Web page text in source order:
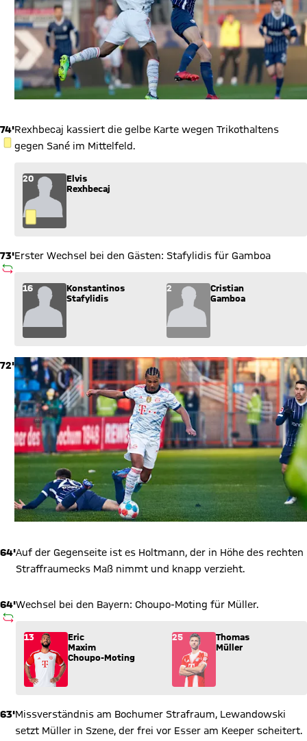
74'
GELBE KARTE
Rexhbecaj kassiert die gelbe Karte wegen Trikothaltens
gegen Sané im Mittelfeld.
20
Elvis
Rexhbecaj
73'
AUSWECHSLUNG
Erster Wechsel bei den Gästen: Stafylidis für Gamboa
Wechsel: Konstantinos Stafylidis (16) kommt für Cristian
16
Konstantinos
Stafylidis
2
Cristian
Gamboa
72'
64'Auf der Gegenseite ist es Holtmann, der in Höhe des rechten
Straffraumecks Maß nimmt und knapp verzieht.
64'
AUSWECHSLUNG
Wechsel bei den Bayern: Choupo-Moting für Müller.
Wechsel: Eric Maxim Choupo-Moting (13) kommt für
13
Eric
Maxim
Choupo-Moting
25
Thomas
Müller
63'Missverständnis am Bochumer Strafraum, Lewandowski
setzt Müller in Szene, der frei vor Esser am Keeper scheitert.